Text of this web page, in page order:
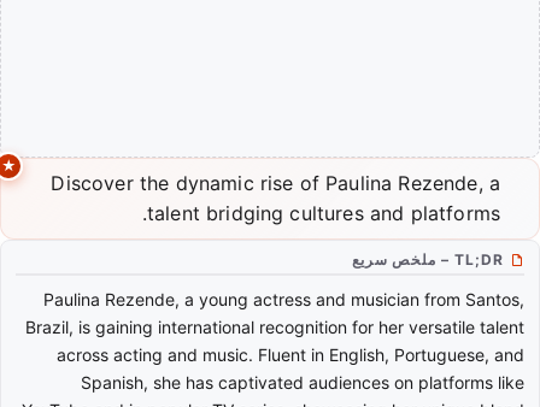
Discover the dynamic rise of Paulina Rezende, a
talent bridging cultures and platforms.
TL;DR – ملخص سريع
Paulina Rezende, a young actress and musician from Santos,
Brazil, is gaining international recognition for her versatile talent
across acting and music. Fluent in English, Portuguese, and
Spanish, she has captivated audiences on platforms like